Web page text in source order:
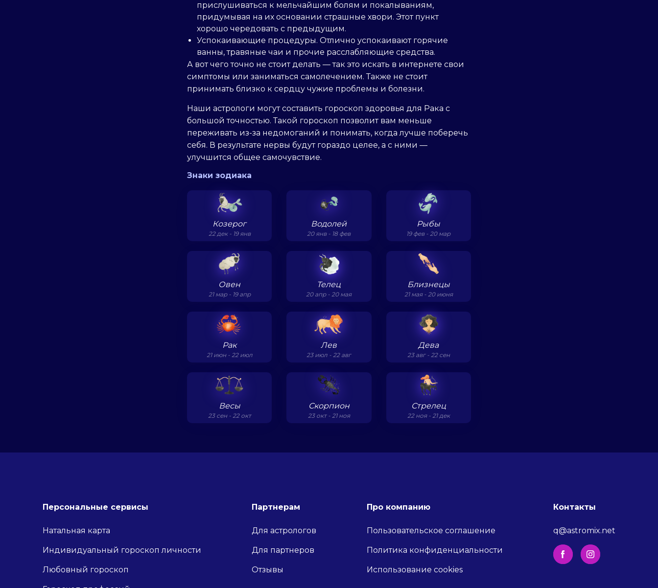
прислушиваться к мельчайшим болям и покалываниям,
придумывая на их основании страшные хвори. Этот пункт
хорошо чередовать с предыдущим.
Успокаивающие процедуры. Отлично успокаивают горячие
ванны, травяные чаи и прочие расслабляющие средства.
А вот чего точно не стоит делать — так это искать в интернете свои
симптомы или заниматься самолечением. Также не стоит
принимать близко к сердцу чужие проблемы и болезни.
Наши астрологи могут составить гороскоп здоровья для Рака с
большой точностью. Такой гороскоп позволит вам меньше
переживать из-за недомоганий и понимать, когда лучше поберечь
себя. В результате нервы будут гораздо целее, а с ними —
улучшится общее самочувствие.
Знаки зодиака
Козерог
22 дек - 19 янв
Водолей
20 янв - 18 фев
Рыбы
19 фев - 20 мар
Овен
21 мар - 19 апр
Телец
20 апр - 20 мая
Близнецы
21 мая - 20 июня
Рак
21 июн - 22 июл
Лев
23 июл - 22 авг
Дева
23 авг - 22 сен
Весы
23 сен - 22 окт
Скорпион
23 окт - 21 ноя
Стрелец
22 ноя - 21 дек
Персональные сервисы
Натальная карта
Индивидуальный гороскоп личности
Любовный гороскоп
Партнерам
Для астрологов
Для партнеров
Отзывы
Про компанию
Пользовательское соглашение
Политика конфиденциальности
Использование cookies
Контакты
q@astromix.net